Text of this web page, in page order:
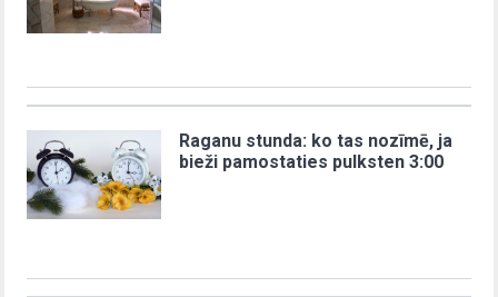
Raganu stunda: ko tas nozīmē, ja
bieži pamostaties pulksten 3:00